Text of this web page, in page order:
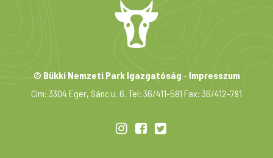
© Bükki Nemzeti Park Igazgatóság -Impresszum
Cím: 3304 Eger, Sánc u. 6. Tel: 36/411-581 Fax: 36/412-791